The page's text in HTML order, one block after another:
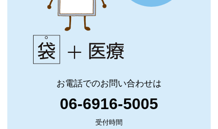
お電話でのお問い合わせは
06-6916-5005
受付時間